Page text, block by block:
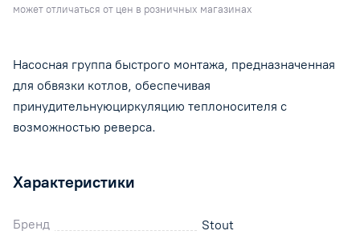
может отличаться от цен в розничных магазинах
Насосная группа быстрого монтажа, предназначенная
для обвязки котлов, обеспечивая
принудительнуюциркуляцию теплоносителя с
возможностью реверса.
Характеристики
Бренд
Stout